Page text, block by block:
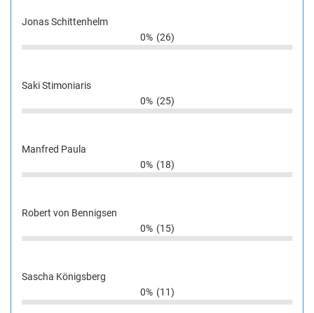
Jonas Schittenhelm
0% (26)
Saki Stimoniaris
0% (25)
Manfred Paula
0% (18)
Robert von Bennigsen
0% (15)
Sascha Königsberg
0% (11)